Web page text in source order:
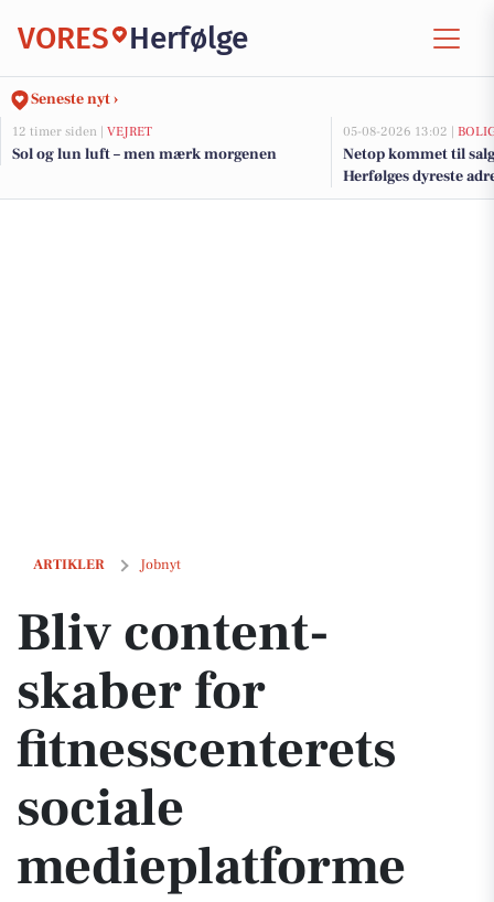
VORES Herfølge
Seneste nyt ›
12 timer siden | VEJRET
Sol og lun luft – men mærk morgenen
05-08-2026 13:02 |
Netop kommet til
Herfølges dyreste
ARTIKLER Jobnyt
Bliv content-skaber for fitnesscenterets sociale medieplatforme
Bliv content-
skaber for
fitnesscenterets
sociale
medieplatforme